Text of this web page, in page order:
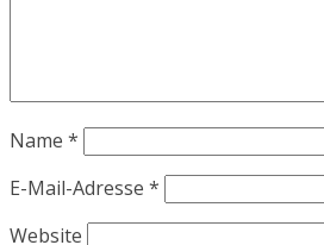
Name *
E-Mail-Adresse *
Website